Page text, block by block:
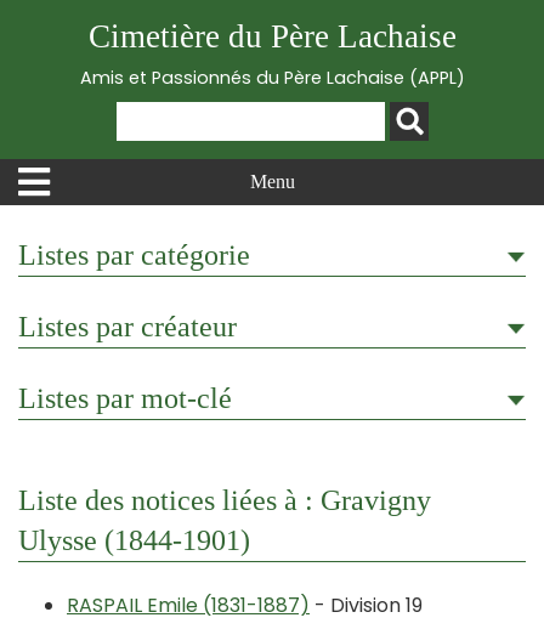
Cimetière du Père Lachaise
Amis et Passionnés du Père Lachaise (APPL)
Menu
Listes par catégorie
Listes par créateur
Listes par mot-clé
Liste des notices liées à : Gravigny
Ulysse (1844-1901)
RASPAIL Emile (1831-1887) - Division 19